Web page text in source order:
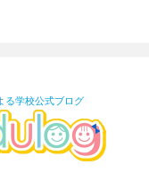
る学校公式ブログ